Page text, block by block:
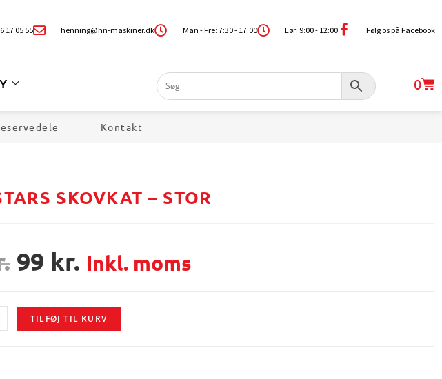
17 05 55 henning@hn-maskiner.dk Man - Fre: 7:30 - 17:00 Lør: 9:00 - 12:00 Følg os på Facebook
0
Kontakt
SKOVKAT – STOR
99 kr. Inkl. moms
TILFØJ TIL KURV